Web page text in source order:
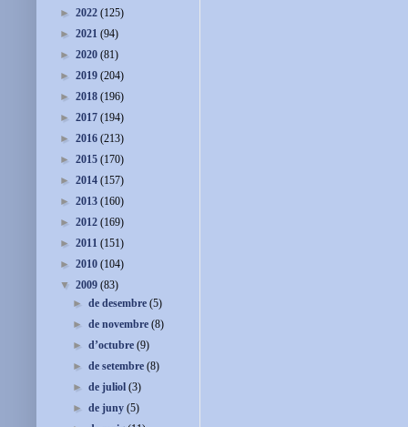
► 2022 (125)
► 2021 (94)
► 2020 (81)
► 2019 (204)
► 2018 (196)
► 2017 (194)
► 2016 (213)
► 2015 (170)
► 2014 (157)
► 2013 (160)
► 2012 (169)
► 2011 (151)
► 2010 (104)
▼ 2009 (83)
►de desembre(5)
►de novembre(8)
►d’octubre(9)
►de setembre(8)
►de juliol(3)
►de juny(5)